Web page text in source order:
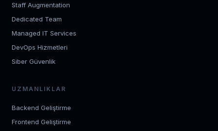
Staff Augmentation
Dedicated Team
Managed IT Services
DevOps Hizmetleri
Siber Güvenlik
UZMANLIKLAR
Backend Geliştirme
Frontend Geliştirme